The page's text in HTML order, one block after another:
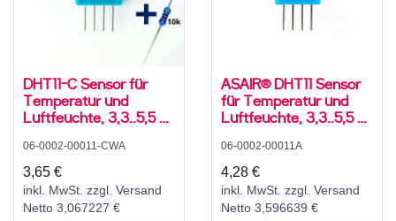
DHT11-C Sensor für
Temperatur und
Luftfeuchte, 3,3..5,5 V,
± 3 °C, mit 10K
Widerstand und
Anleitung
06-0002-00011-CWA
3,65 €
inkl. MwSt. zzgl. Versand
Netto 3,067227 €
ASAIR® DHT11 Sensor
für Temperatur und
Luftfeuchte, 3,3..5,5 V,
± 2 °C
06-0002-00011A
4,28 €
inkl. MwSt. zzgl. Versand
Netto 3,596639 €